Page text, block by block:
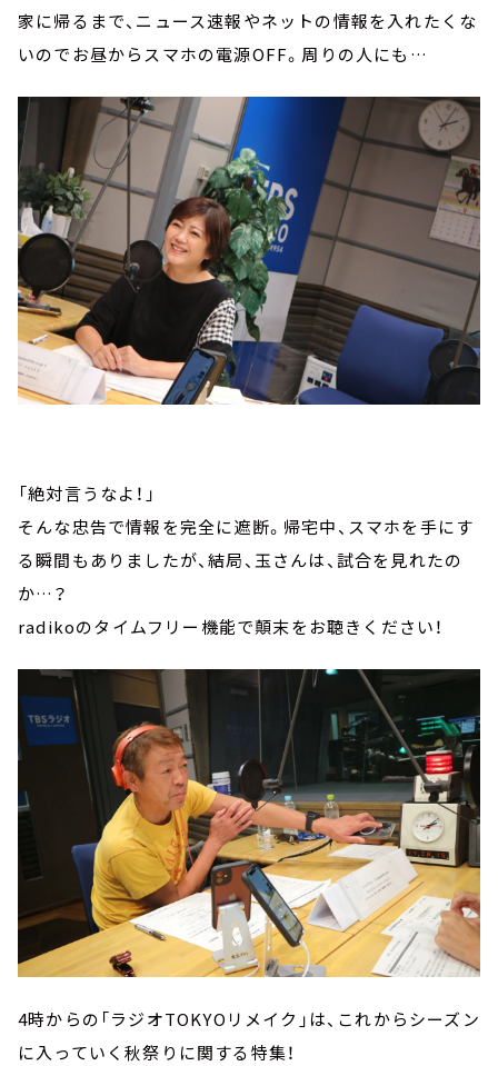
家に帰るまで、ニュース速報やネットの情報を入れたくな
いのでお昼からスマホの電源OFF。周りの人にも…
「絶対言うなよ！」
そんな忠告で情報を完全に遮断。帰宅中、スマホを手にす
る瞬間もありましたが、結局、玉さんは、試合を見れたの
か…？
radikoのタイムフリー機能で顛末をお聴きください！
4時からの「ラジオTOKYOリメイク」は、これからシーズン
に入っていく秋祭りに関する特集！